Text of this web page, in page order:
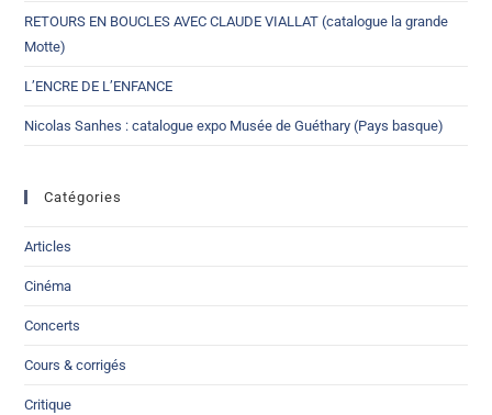
RETOURS EN BOUCLES AVEC CLAUDE VIALLAT (catalogue la grande
Motte)
L’ENCRE DE L’ENFANCE
Nicolas Sanhes : catalogue expo Musée de Guéthary (Pays basque)
Catégories
Articles
Cinéma
Concerts
Cours & corrigés
Critique